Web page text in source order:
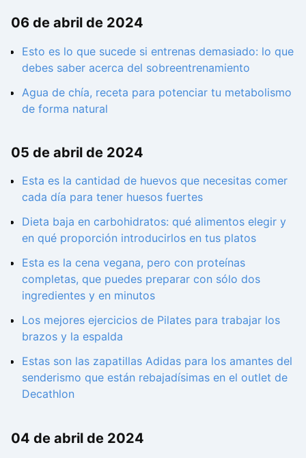
06 de abril de 2024
Esto es lo que sucede si entrenas demasiado: lo que
debes saber acerca del sobreentrenamiento
Agua de chía, receta para potenciar tu metabolismo
de forma natural
05 de abril de 2024
Esta es la cantidad de huevos que necesitas comer
cada día para tener huesos fuertes
Dieta baja en carbohidratos: qué alimentos elegir y
en qué proporción introducirlos en tus platos
Esta es la cena vegana, pero con proteínas
completas, que puedes preparar con sólo dos
ingredientes y en minutos
Los mejores ejercicios de Pilates para trabajar los
brazos y la espalda
Estas son las zapatillas Adidas para los amantes del
senderismo que están rebajadísimas en el outlet de
Decathlon
04 de abril de 2024